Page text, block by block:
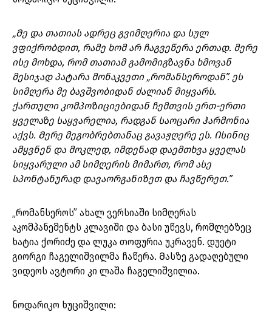
„Მე და თათიას ადრეც გვიმღერია და სულ
ვფიქრობდით, რამე ხომ არ ჩაგვეწერა ერთად. მერე
ისე მოხდა, რომ თათიამ გამომიგზავნა ხმოვან
მესიჯად პატარა მონაკვეთი „რომანსეროდან”. ეს
სიმღერა მე ბავშვობიდან ძალიან მიყვარს.
ქართული კომპოზიციებიდან ჩემთვის ერთ-ერთი
ყველაზე საყვარელია, რადგან საოცარი ჰარმონია
აქვს. Მერე მეგობრებთანაც გავაჟღერე ეს. Ისინიც
ამყვნენ და მოკლედ, იმდენად დაემთხვა ყველას
სიყვარული ამ სიმღერის მიმართ, რომ ასე
სპონტანურად დავაორგანიზეთ და ჩავწერეთ.”
„რომანსეროს” ახალ ვერსიაში სიმღერას
აკომპანემენტს კლავიში და ბასი უწევს, რომლებზეც
ხატია ქორიძე და ლუკა თოფურია უკრავენ. დუეტი
გიორგი ჩაგელიშვილმა ჩაწერა. Მასზე გადაღებული
ვიდეოს ავტორი კი ლაშა ჩაგელიშვილია.
ნოდარიკო ხუციშვილი: